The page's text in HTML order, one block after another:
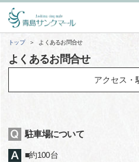
トップ よくあるお問合せ
よくあるお問合せ
駐車場について
■約100台